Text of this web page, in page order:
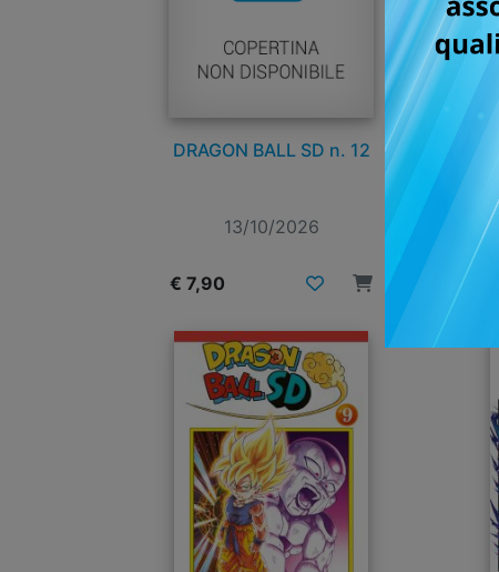
DRAGON BALL SD n. 12
13/10/2026
€ 7,90